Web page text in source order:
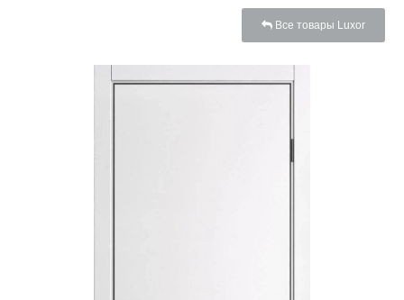
Все товары Luxor